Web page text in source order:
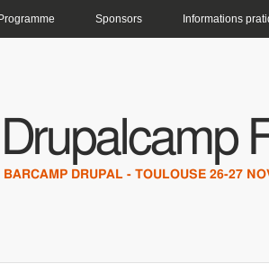
Programme Sponsors Informations
Drupalcamp
BARCAMP DRUPAL - TOULOUSE 26-27